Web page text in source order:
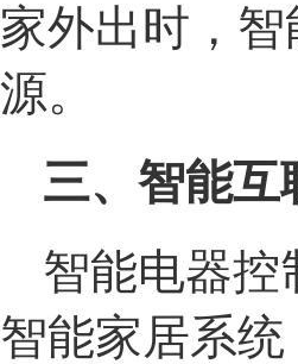
家外出时，
源。
三、智能互
智能电器
智能家居系